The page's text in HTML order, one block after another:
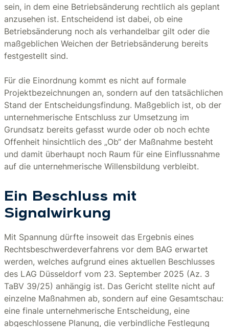
sein, in dem eine Betriebsänderung rechtlich als geplant
anzusehen ist. Entscheidend ist dabei, ob eine
Betriebsänderung noch als verhandelbar gilt oder die
maßgeblichen Weichen der Betriebsänderung bereits
festgestellt sind.
Für die Einordnung kommt es nicht auf formale
Projektbezeichnungen an, sondern auf den tatsächlichen
Stand der Entscheidungsfindung. Maßgeblich ist, ob der
unternehmerische Entschluss zur Umsetzung im
Grundsatz bereits gefasst wurde oder ob noch echte
Offenheit hinsichtlich des „Ob“ der Maßnahme besteht
und damit überhaupt noch Raum für eine Einflussnahme
auf die unternehmerische Willensbildung verbleibt.
Ein Beschluss mit
Signalwirkung
Mit Spannung dürfte insoweit das Ergebnis eines
Rechtsbeschwerdeverfahrens vor dem BAG erwartet
werden, welches aufgrund eines aktuellen Beschlusses
des LAG Düsseldorf vom 23. September 2025 (Az. 3
TaBV 39/25) anhängig ist. Das Gericht stellte nicht auf
einzelne Maßnahmen ab, sondern auf eine Gesamtschau:
eine finale unternehmerische Entscheidung, eine
abgeschlossene Planung, die verbindliche Festlegung